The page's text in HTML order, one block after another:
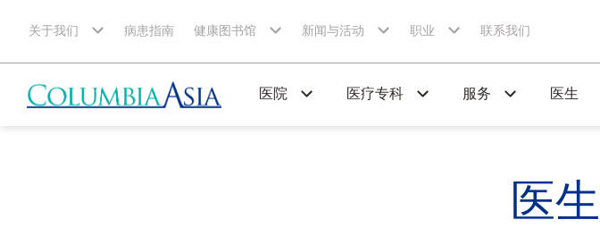
关于我们 病患指南 健康图书馆 新闻与活动 职业 联系我们
医院 医疗专科 服务 医生
医生